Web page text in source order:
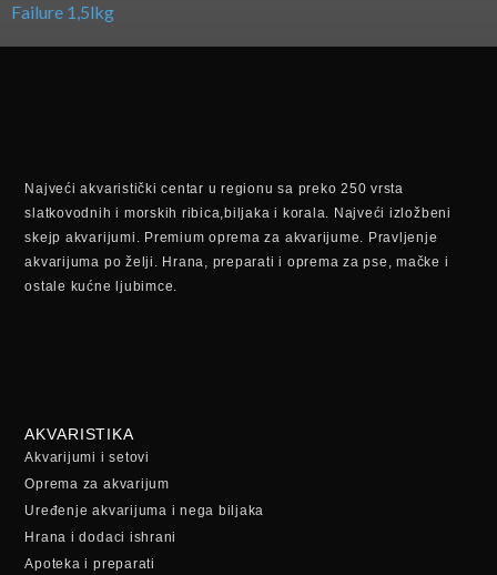
Failure 1,5lkg
Najveći akvaristički centar u regionu sa preko 250 vrsta
slatkovodnih i morskih ribica,biljaka i korala. Najveći izložbeni
skejp akvarijumi. Premium oprema za akvarijume. Pravljenje
akvarijuma po želji. Hrana, preparati i oprema za pse, mačke i
ostale kućne ljubimce.
AKVARISTIKA
Akvarijumi i setovi
Oprema za akvarijum
Uređenje akvarijuma i nega biljaka
Hrana i dodaci ishrani
Apoteka i preparati